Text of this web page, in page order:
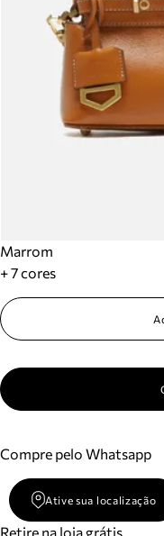
Marrom
+ 7 cores
Compre pelo Whatsapp
Ative sua localização
Retire na loja grátis